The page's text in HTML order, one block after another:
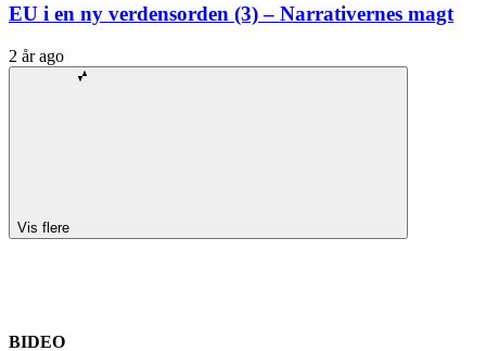
EU i en ny verdensorden (3) – Narrativernes magt
2 år ago
Vis flere
BIDEO